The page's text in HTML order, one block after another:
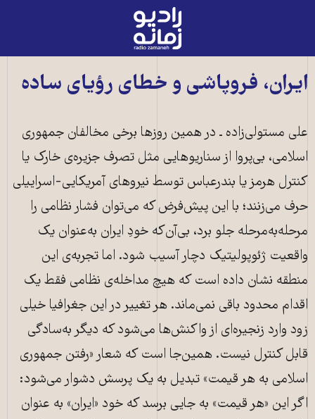
رادیو
زمانه
صفحه
ایران، فروپاشی و خطای رؤیای ساده
علی مستولی‌زاده ـ در همین روزها برخی مخالفان جمهوری
اسلامی، بی‌پروا از سناریوهایی مثل تصرف جزیره‌ی خارک یا
کنترل هرمز یا بندرعباس توسط نیروهای آمریکایی-اسراییلی
حرف می‌زنند؛ با این پیش‌فرض که می‌توان فشار نظامی را
مرحله‌به‌مرحله جلو برد، بی‌آن‌که خودِ ایران به‌عنوان یک
واقعیت ژئوپولیتیک دچار آسیب شود. اما تجربه‌ی این
منطقه نشان داده است که هیچ مداخله‌ی نظامی فقط یک
اقدام محدود باقی نمی‌ماند. هر تغییر در این جغرافیا خیلی
زود وارد زنجیره‌ای از واکنش‌ها می‌شود که دیگر به‌سادگی
قابل کنترل نیست. همین‌جا است که شعار «رفتن جمهوری
اسلامی به هر قیمت» تبدیل به یک پرسش دشوار می‌شود:
اگر این «هر قیمت» به جایی برسد که خود «ایران» به عنوان